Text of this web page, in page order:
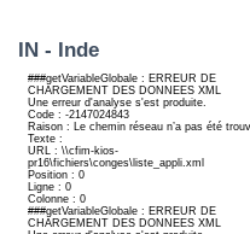
IN - Inde